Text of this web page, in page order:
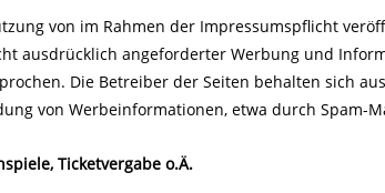
von im Rahmen der Impressumspflicht
ausdrücklich angeforderter Werbung und
Die Betreiber der Seiten behalten sich
von Werbeinformationen, etwa durch Spam-
Ticketvergabe o.Ä.